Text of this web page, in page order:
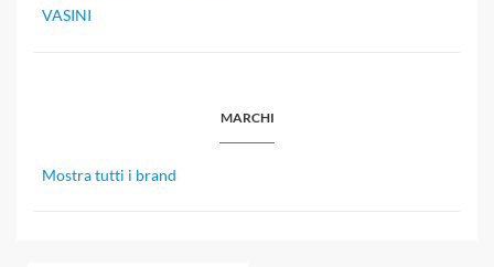
VASINI
MARCHI
Mostra tutti i brand